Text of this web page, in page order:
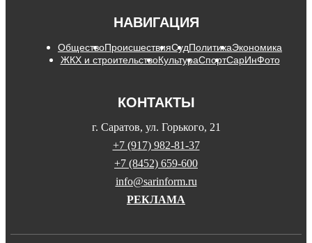
НАВИГАЦИЯ
ОбществоПроисшествияСудПолитикаЭкономика
ЖКХ и строительствоКультураСпортСарИнФото
КОНТАКТЫ
г. Саратов, ул. Горького, 21
+7 (917) 982-81-37
+7 (8452) 659-600
info@sarinform.ru
РЕКЛАМА